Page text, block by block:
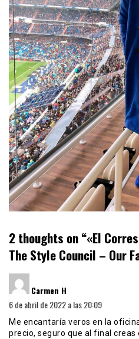
2 thoughts on “«El
The Style Council – Our
Carmen H
6 de abril de 2022 a las 20:09
Me encantaría veros en la
precio, seguro que al final